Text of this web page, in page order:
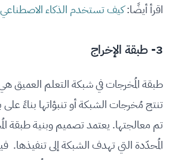
اقرأ أيضًا:كيف تستخدم الذكاء
3- طبقة الإخراج
طبقة المُخرجات في شبكة التعلم العميق هي
تنتج مُخرجات الشبكة أو تنبؤاتها بناءً على
تم معالجتها. يعتمد تصميم وبنية طبقة
المُحدّدة التي تهدف الشبكة إلى تنفيذها.